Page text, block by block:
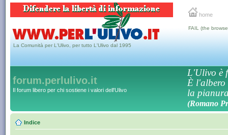
home
La Comunità per L'Ulivo, per tutto L'Ulivo dal 1995
FAIL (the
forum.perlulivo.it
Il forum libero per chi sostiene i valori dell'Ulivo
L'Ulivo è
È l'albero
la
(Romano
Indice